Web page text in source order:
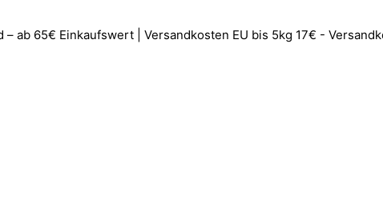
ab 65€ Einkaufswert | Versandkosten EU bis 5kg 17€ -